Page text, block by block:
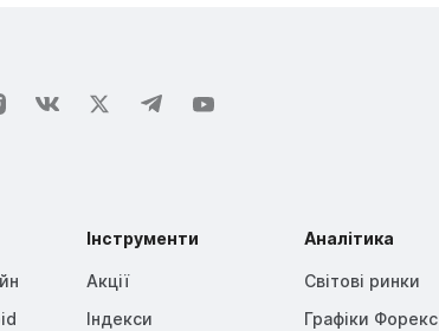
Інструменти
Акції
Індекси
Аналітика
Світові ринки
Графіки Форекс